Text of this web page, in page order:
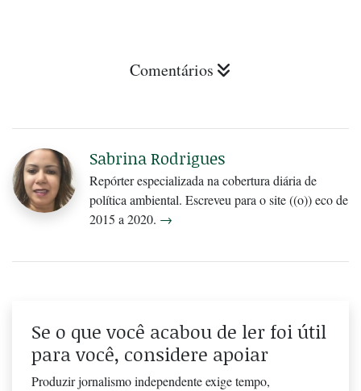
Comentários
Sabrina Rodrigues
Repórter especializada na cobertura diária de
política ambiental. Escreveu para o site ((o)) eco de
2015 a 2020. →
Se o que você acabou de ler foi útil
para você, considere apoiar
Produzir jornalismo independente exige tempo,